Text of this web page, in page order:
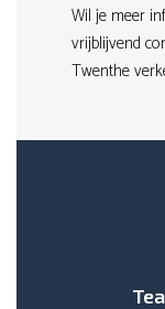
Wil je meer
vrijblijvend
Twenthe